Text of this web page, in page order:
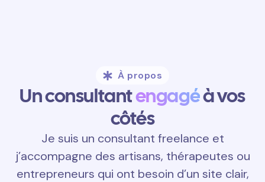
À propos
Un consultantengagéà vos
côtés
Je suis un consultant freelance et
j’accompagne des artisans, thérapeutes ou
entrepreneurs qui ont besoin d’un site clair,